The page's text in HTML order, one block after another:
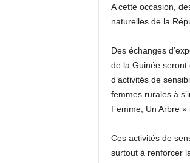
A cette occasion,
naturelles de la
Des échanges
de la Guinée
d’activités de
femmes rurales à
Femme, Un Arbre »
Ces activités de
surtoutà renforcer